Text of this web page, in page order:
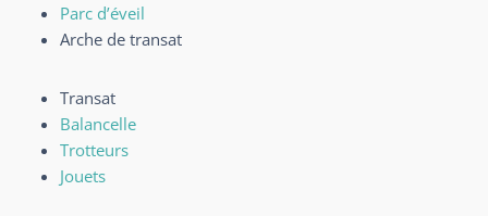
Parc d’éveil
Arche de transat
Transat
Balancelle
Trotteurs
Jouets